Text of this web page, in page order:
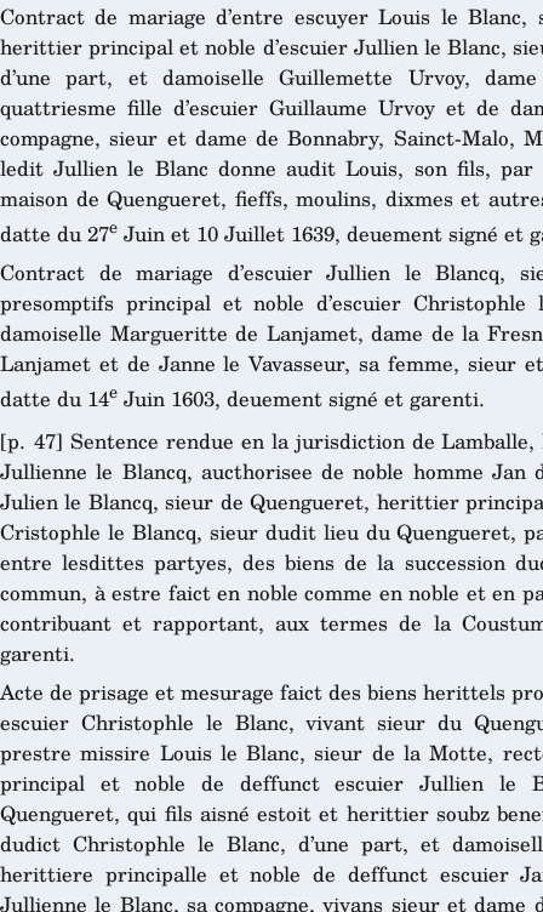
Contract de mariage d’entre escuyer Louis le
herittier principal et noble d’escuier Jullien le Blanc,
d’une part, et damoiselle Guillemette Urvoy,
quattriesme fille d’escuier Guillaume Urvoy et de
compagne, sieur et dame de Bonnabry, Sainct-Malo,
ledit Jullien le Blanc donne audit Louis, son fils, par
maison de Quengueret, fieffs, moulins, dixmes et
datte du 27e Juin et 10 Juillet 1639, deuement signé et
Contract de mariage d’escuier Jullien le Blancq,
presomptifs principal et noble d’escuier
damoiselle Margueritte de Lanjamet, dame de la
Lanjamet et de Janne le Vavasseur, sa femme, sieur
datte du 14e Juin 1603, deuement signé et garenti.
[p. 47] Sentence rendue en la jurisdiction de Lamballe,
Jullienne le Blancq, aucthorisee de noble homme
Julien le Blancq, sieur de Quengueret, herittier
Cristophle le Blancq, sieur dudit lieu du Quengueret,
entre lesdittes partyes, des biens de la succession
commun, à estre faict en noble comme en noble et en
contribuant et rapportant, aux termes de la
garenti.
Acte de prisage et mesurage faict des biens herittels
escuier Christophle le Blanc, vivant sieur du
prestre missire Louis le Blanc, sieur de la Motte,
principal et noble de deffunct escuier Jullien le
Quengueret, qui fils aisné estoit et herittier soubz
dudict Christophle le Blanc, d’une part, et
herittiere principalle et noble de deffunct escuier
Jullienne le Blanc, sa compagne, vivans sieur et